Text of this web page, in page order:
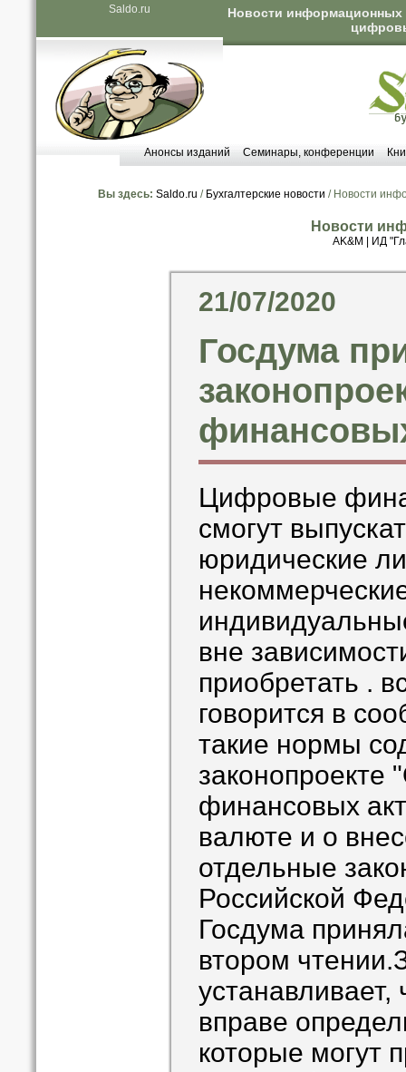
Saldo.ru
Новости информационных
Анонсы изданий Семинары, конференции
Вы здесь: Saldo.ru / Бухгалтерские новости / Новости
Новости
AK&M ИД
21/07/2020
Госдума
Цифровые
смогут
юридические
вне
приобретать .
говорится в
такие нормы
финансовых
валюте и о
отдельные
Российской
Госдума
втором
устанавливает,
вправе
которые могут